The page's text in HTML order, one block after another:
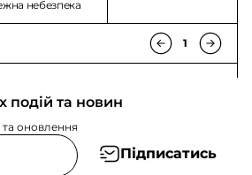
небезпека
1
подій та новин
оновлення
Підписатись